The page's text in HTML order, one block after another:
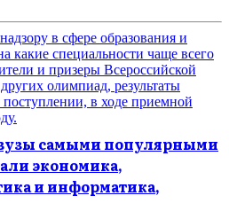
самыми популярными
экономика,
и информатика,